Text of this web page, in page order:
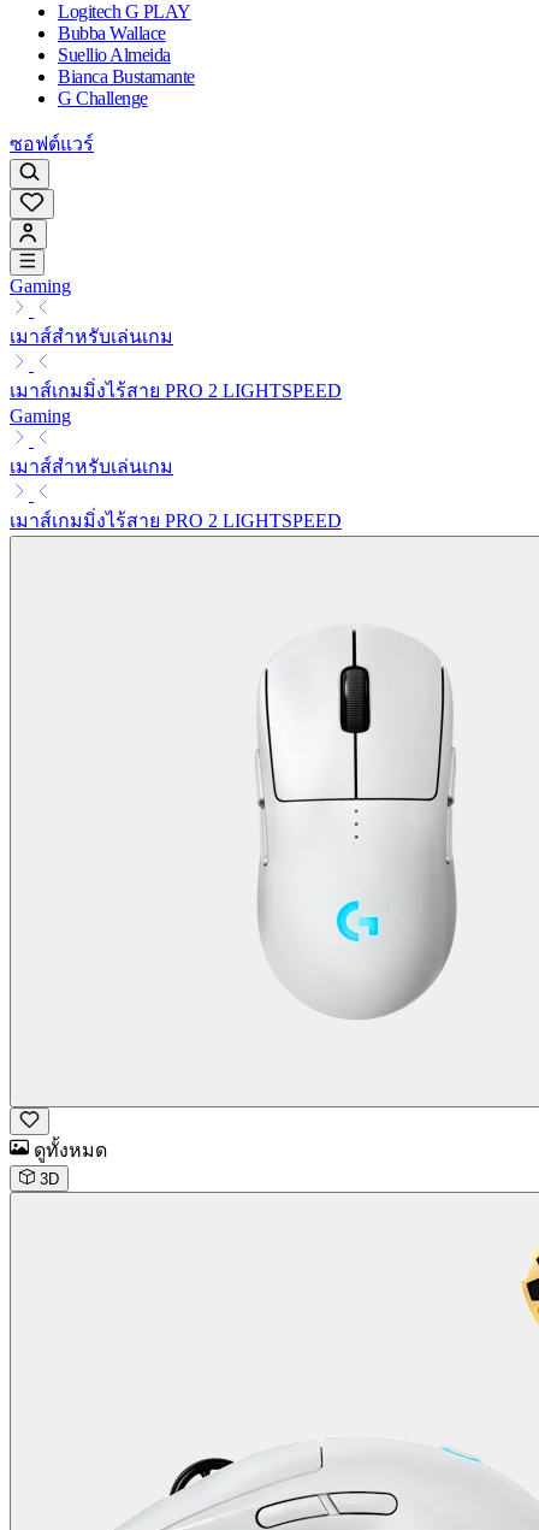
Logitech G PLAY
Bubba Wallace
Suellio Almeida
Bianca Bustamante
G Challenge
ซอฟต์แวร์
Gaming
เมาส์สำหรับเล่นเกม
เมาส์เกมมิ่งไร้สาย PRO 2 LIGHTSPEED
Gaming
เมาส์สำหรับเล่นเกม
เมาส์เกมมิ่งไร้สาย PRO 2 LIGHTSPEED
ดูทั้งหมด
3D